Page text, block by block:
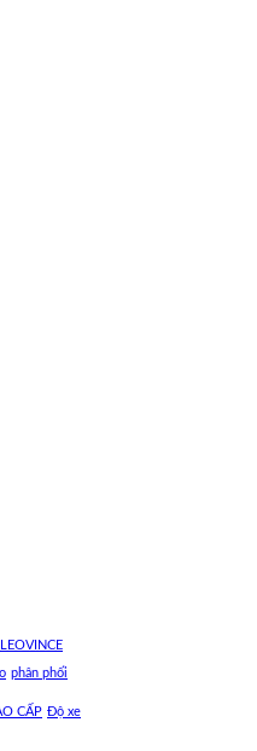
phân phối
CẤP Độ xe